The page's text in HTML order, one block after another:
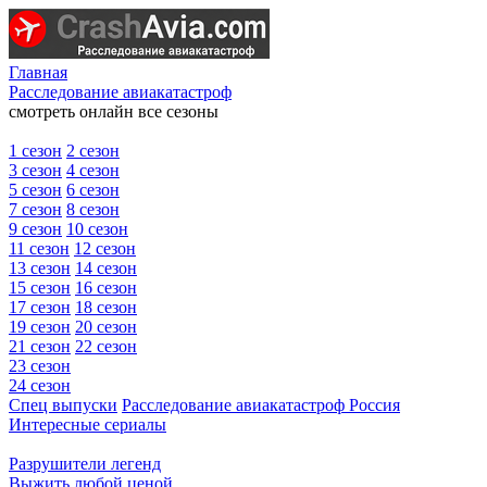
Главная
Расследование авиакатастроф
смотреть онлайн все сезоны
1 сезон 2 сезон
3 сезон 4 сезон
5 сезон 6 сезон
7 сезон 8 сезон
9 сезон 10 сезон
11 сезон 12 сезон
13 сезон 14 сезон
15 сезон 16 сезон
17 сезон 18 сезон
19 сезон 20 сезон
21 сезон 22 сезон
23 сезон
24 сезон
Спец выпуски Расследование авиакатастроф Россия
Интересные сериалы
Разрушители легенд
Выжить любой ценой